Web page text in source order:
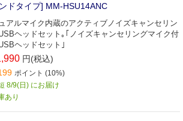
ドタイプ] MM-HSU14ANC
アルマイク内蔵のアクティブノイズキャンセリン
ヘッドセット｡｢ノイズキャンセリングマイク付
ヘッドセット｣
円(税込)
ポイント (10%)
8/9(日) にお届け
あり